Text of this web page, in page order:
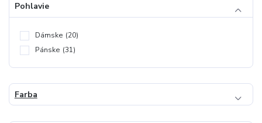
Pohlavie
Dámske (20)
Pánske (31)
Farba